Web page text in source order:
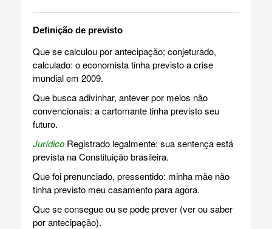
Definição de previsto
Que se calculou por antecipação; conjeturado,
calculado: o economista tinha previsto a crise
mundial em 2009.
Que busca adivinhar, antever por meios não
convencionais: a cartomante tinha previsto seu
futuro.
JurídicoRegistrado legalmente: sua sentença está
prevista na Constituição brasileira.
Que foi prenunciado, pressentido: minha mãe não
tinha previsto meu casamento para agora.
Que se consegue ou se pode prever (ver ou saber
por antecipação).